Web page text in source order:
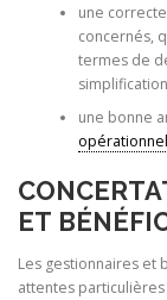
une
concernés,
termes de
une bonne
opérationnel
ET
Les gestionnaires et
attentes